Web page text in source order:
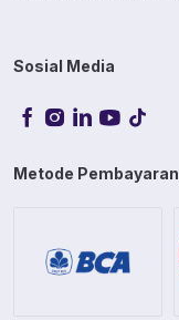
Sosial Media
Metode Pembayaran